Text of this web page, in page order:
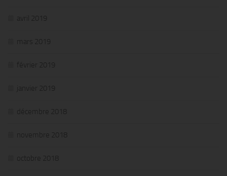
avril 2019
mars 2019
février 2019
janvier 2019
décembre 2018
novembre 2018
octobre 2018